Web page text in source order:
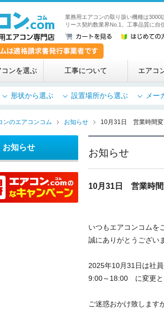
業
業務用エアコンの取り扱い機種は3000
リース契約数業界No.1。工事品質に自
ンを選ぶ 工事について エアコ
形状から選ぶ 設置場所から選ぶ メー
ンのエアコンコム お知らせ 10月31日 営業時間変
お知らせ
10月31日 営業時間
いつもエアコンコムを
誠にありがとうござい
2025年10月31日は社
9:00～18:00 に変更と
ご迷惑おかけ致します
お知らせ
メールアドレス